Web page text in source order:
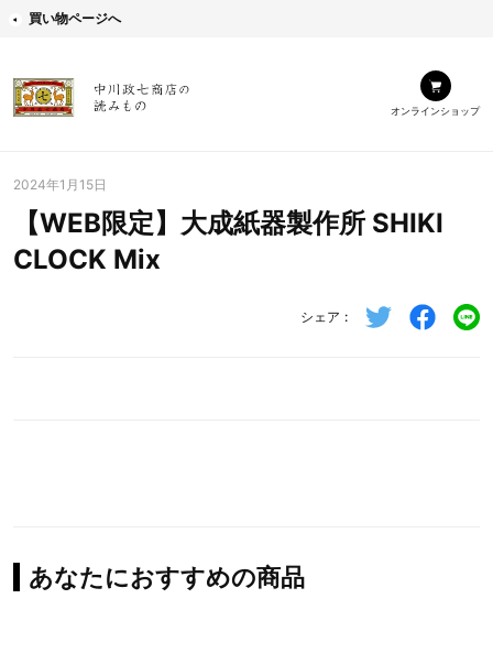
買い物ページへ
オンラインショップ
2024年1月15日
【WEB限定】大成紙器製作所 SHIKI
CLOCK Mix
シェア
あなたにおすすめの商品